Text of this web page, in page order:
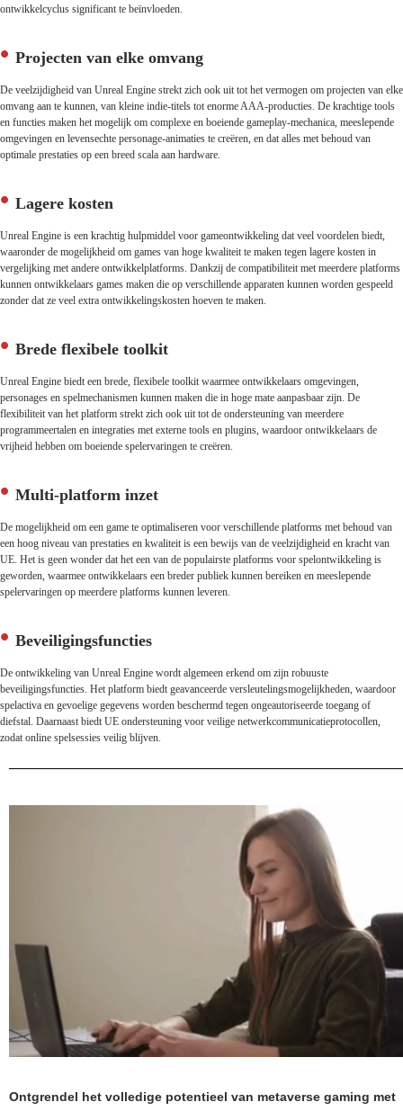
ontwikkelcyclus significant te beïnvloeden.
Projecten van elke omvang
De veelzijdigheid van Unreal Engine strekt zich ook uit tot het vermogen om projecten van elke
omvang aan te kunnen, van kleine indie-titels tot enorme AAA-producties. De krachtige tools
en functies maken het mogelijk om complexe en boeiende gameplay-mechanica, meeslepende
omgevingen en levensechte personage-animaties te creëren, en dat alles met behoud van
optimale prestaties op een breed scala aan hardware.
Lagere kosten
Unreal Engine is een krachtig hulpmiddel voor gameontwikkeling dat veel voordelen biedt,
waaronder de mogelijkheid om games van hoge kwaliteit te maken tegen lagere kosten in
vergelijking met andere ontwikkelplatforms. Dankzij de compatibiliteit met meerdere platforms
kunnen ontwikkelaars games maken die op verschillende apparaten kunnen worden gespeeld
zonder dat ze veel extra ontwikkelingskosten hoeven te maken.
Brede flexibele toolkit
Unreal Engine biedt een brede, flexibele toolkit waarmee ontwikkelaars omgevingen,
personages en spelmechanismen kunnen maken die in hoge mate aanpasbaar zijn. De
flexibiliteit van het platform strekt zich ook uit tot de ondersteuning van meerdere
programmeertalen en integraties met externe tools en plugins, waardoor ontwikkelaars de
vrijheid hebben om boeiende spelervaringen te creëren.
Multi-platform inzet
De mogelijkheid om een game te optimaliseren voor verschillende platforms met behoud van
een hoog niveau van prestaties en kwaliteit is een bewijs van de veelzijdigheid en kracht van
UE. Het is geen wonder dat het een van de populairste platforms voor spelontwikkeling is
geworden, waarmee ontwikkelaars een breder publiek kunnen bereiken en meeslepende
spelervaringen op meerdere platforms kunnen leveren.
Beveiligingsfuncties
De ontwikkeling van Unreal Engine wordt algemeen erkend om zijn robuuste
beveiligingsfuncties. Het platform biedt geavanceerde versleutelingsmogelijkheden, waardoor
spelactiva en gevoelige gegevens worden beschermd tegen ongeautoriseerde toegang of
diefstal. Daarnaast biedt UE ondersteuning voor veilige netwerkcommunicatieprotocollen,
zodat online spelsessies veilig blijven.
Ontgrendel het volledige potentieel van metaverse gaming met